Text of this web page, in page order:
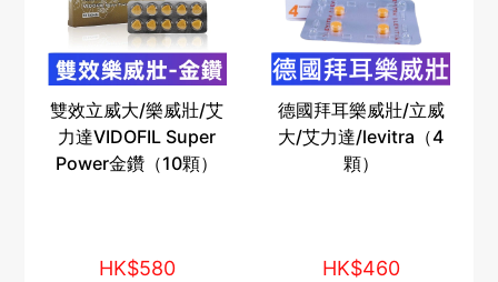
雙效立威大/樂威壯/艾
力達VIDOFIL Super
Power金鑽（10顆）
HK$580
德國拜耳樂威壯/立威
大/艾力達/levitra（4
顆）
HK$460